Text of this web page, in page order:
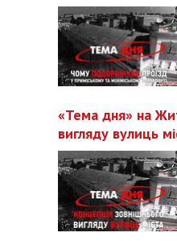
«Тема дня» на
вигляду вулиць